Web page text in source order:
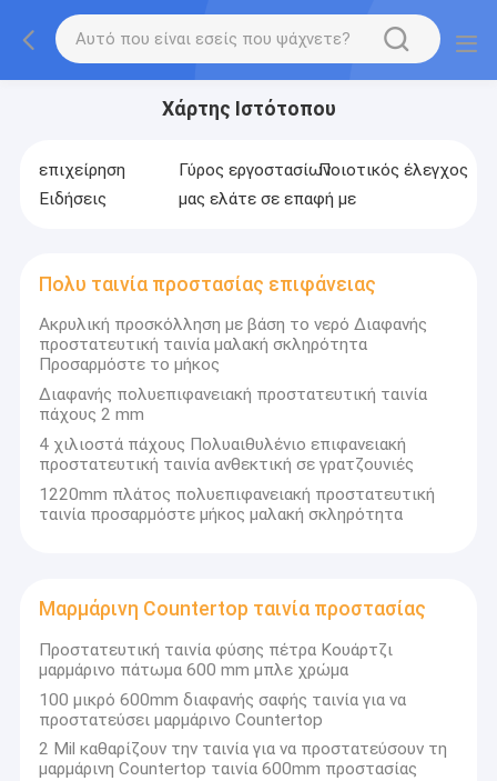
Χάρτης Ιστότοπου
επιχείρηση Γύρος εργοστασίωνΠοιοτικός έλεγχος
Ειδήσεις
μας ελάτε σε επαφή με
Πολυ ταινία προστασίας επιφάνειας
Ακρυλική προσκόλληση με βάση το νερό Διαφανής
προστατευτική ταινία μαλακή σκληρότητα
Προσαρμόστε το μήκος
Διαφανής πολυεπιφανειακή προστατευτική ταινία
πάχους 2 mm
4 χιλιοστά πάχους Πολυαιθυλένιο επιφανειακή
προστατευτική ταινία ανθεκτική σε γρατζουνιές
1220mm πλάτος πολυεπιφανειακή προστατευτική
ταινία προσαρμόστε μήκος μαλακή σκληρότητα
Μαρμάρινη Countertop ταινία προστασίας
Προστατευτική ταινία φύσης πέτρα Κουάρτζι
μαρμάρινο πάτωμα 600 mm μπλε χρώμα
100 μικρό 600mm διαφανής σαφής ταινία για να
προστατεύσει μαρμάρινο Countertop
2 Mil καθαρίζουν την ταινία για να προστατεύσουν τη
μαρμάρινη Countertop ταινία 600mm προστασίας